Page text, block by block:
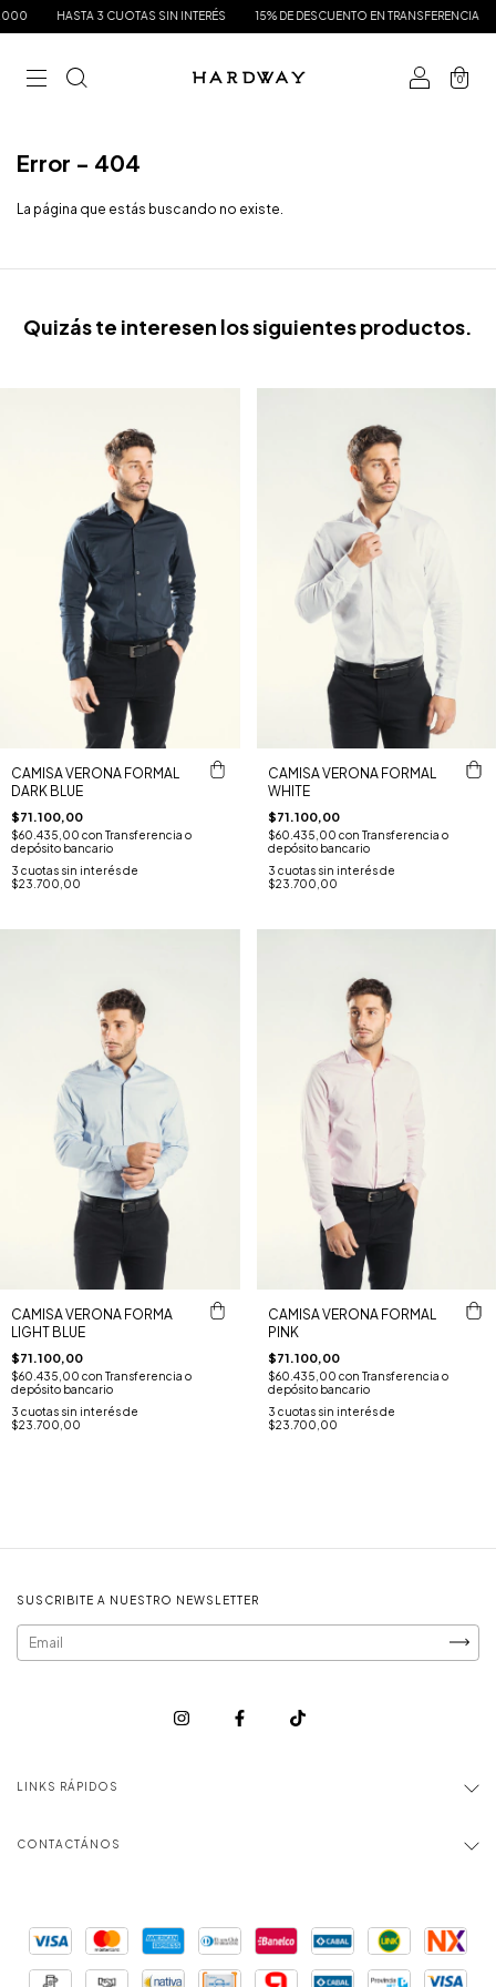
HASTA 3 CUOTAS SIN INTERÉS 15% DE DESCUENTO EN TRANSFERENCIA
0
Error - 404
La página que estás buscando no existe.
Quizás te interesen los siguientes productos.
CAMISA VERONA FORMAL
DARK BLUE
$71.100,00
$60.435,00 con Transferencia o
depósito bancario
3 cuotas sin interés de
$23.700,00
CAMISA VERONA FORMAL
WHITE
$71.100,00
$60.435,00 con Transferencia o
depósito bancario
3 cuotas sin interés de
$23.700,00
CAMISA VERONA FORMA
LIGHT BLUE
$71.100,00
$60.435,00 con Transferencia o
depósito bancario
3 cuotas sin interés de
$23.700,00
CAMISA VERONA FORMAL
PINK
$71.100,00
$60.435,00 con Transferencia o
depósito bancario
3 cuotas sin interés de
$23.700,00
SUSCRIBITE A NUESTRO NEWSLETTER
LINKS RÁPIDOS
CONTACTÁNOS